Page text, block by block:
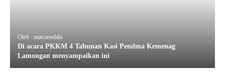
Oleh : matsanedala
Di acara PKKM 4 Tahunan Kasi Pendma Kemenag
Lamongan menyampaikan ini